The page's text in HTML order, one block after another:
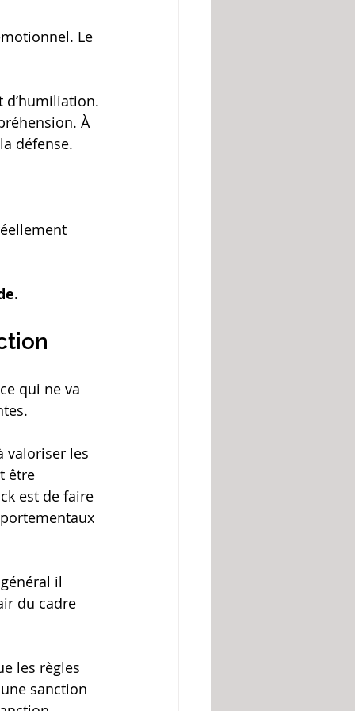
Le
À
défense.
qui ne va
valoriser les
être
est de faire
il
du cadre
les règles
sanction